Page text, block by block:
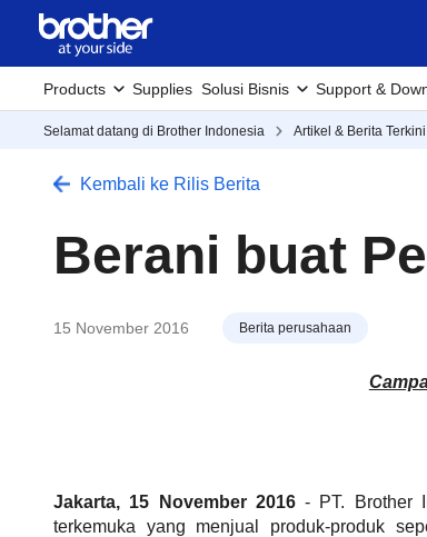
Products Supplies Solusi Bisnis Support &
Selamat datang di Brother Indonesia Artikel & Berita Terkini
Kembali ke Rilis Berita
Berani buat
15 November 2016 Berita perusahaan
Jakarta, 15 November 2016- PT. Brother
terkemuka yang menjual produk-produk